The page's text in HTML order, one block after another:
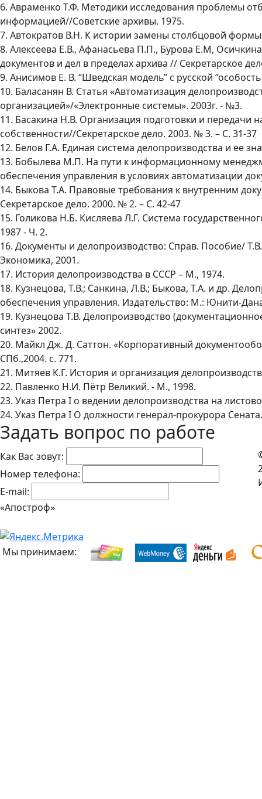
6. Авраменко Т.Ф. Методики исследования проблемы
информацией//Советские архивы. 1975.
7. Автократов В.Н. К истории замены столбцовой
8. Алексеева Е.В., Афанасьева П.П., Бурова Е.М,
документов и дел в пределах архива // Секретарское
9. Анисимов Е. В. “Шведская модель” с русской
10. Баласанян В. Статья «Автоматизация
организацией»/«Электронные системы». 2003г. - №3.
11. Басакина Н.В. Организация подготовки и
собственности//Секретарское дело. 2003. № 3. – С. 31-37
12. Белов Г.А. Единая система делопроизводства и ее
13. Бобылева М.П. На пути к информационному
обеспечения управления в условиях автоматизации
14. Быкова Т.А. Правовые требования к внутренним
Секретарское дело. 2000. № 2. – С. 42-47
15. Голикова Н.Б. Кисляева Л.Г. Система
1987 - Ч. 2.
16. Документы и делопроизводство: Справ. Пособие/
Экономика, 2001.
17. История делопроизводства в СССР – М., 1974.
18. Кузнецова, Т.В.; Санкина, Л.В.; Быкова, Т.А. и др.
обеспечения управления. Издательство: М.: Юнити-
19. Кузнецова Т.В. Делопроизводство
синтез» 2002.
20. Майкл Дж. Д. Саттон. «Корпоративный
СПб.,2004. с. 771.
21. Митяев К.Г. История и организация
22. Павленко Н.И. Пётр Великий. - М., 1998.
23. Указ Петра I о ведении делопроизводства на
24. Указ Петра I О должности генерал-прокурора
Задать вопрос по работе
Как Вас зовут:
Номер телефона:
E-mail:
«Апостроф»
Мы принимаем: